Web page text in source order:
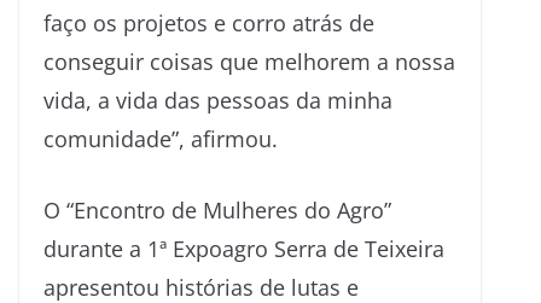
faço os projetos e corro atrás de
conseguir coisas que melhorem a nossa
vida, a vida das pessoas da minha
comunidade”, afirmou.
O “Encontro de Mulheres do Agro”
durante a 1ª Expoagro Serra de Teixeira
apresentou histórias de lutas e